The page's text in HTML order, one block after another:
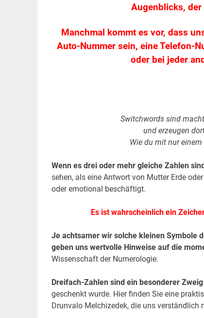
Augenblicks,
Manchmal kommt es vor, dass
Auto-Nummer sein, eine Telefon-
oder bei jeder
Switchwords sind
und erzeugen
Wie du mit nur
Wenn es drei oder mehr gleiche Zahlen
sehen, als eine Antwort von Mutter Erde
oder emotional beschäftigt.
Es ist wahrscheinlich ein
Je achtsamer wir solche kleinen Symbole
geben uns wertvolle Hinweise auf die
Wissenschaft der Numerologie.
Dreifach-Zahlen sind ein besonderer
geschenkt wurde. Hier finden Sie eine
Drunvalo Melchizedek, die uns